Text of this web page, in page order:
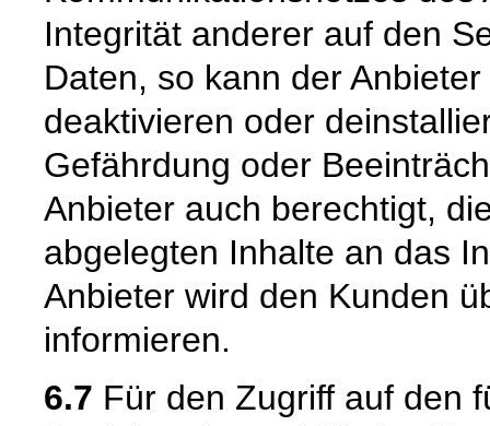
Integrität anderer auf den
Daten, so kann der
deaktivieren oder
Gefährdung oder
Anbieter auch berechtigt,
abgelegten Inhalte an das
Anbieter wird den Kunden
informieren.
6.7 Für den Zugriff auf den